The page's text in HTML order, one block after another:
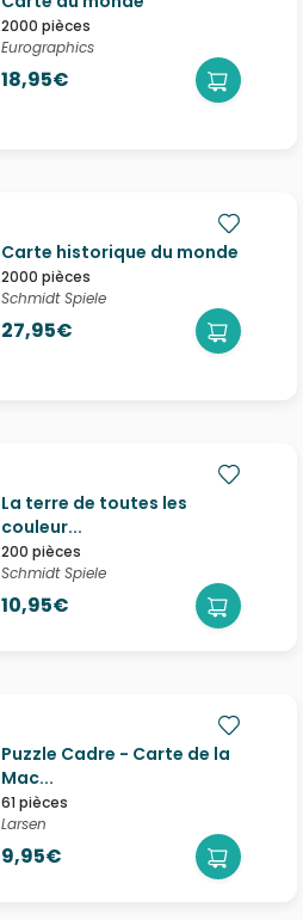
2000 pièces
Eurographics
18,95€
Carte historique du monde
2000 pièces
Schmidt Spiele
27,95€
La terre de toutes les
couleur...
200 pièces
Schmidt Spiele
10,95€
Puzzle Cadre - Carte de la
Mac...
61 pièces
Larsen
9,95€